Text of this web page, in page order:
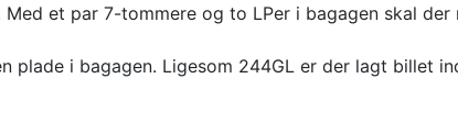
et par 7-tommere og to LPer i bagagen skal
plade i bagagen. Ligesom 244GL er der lagt billet